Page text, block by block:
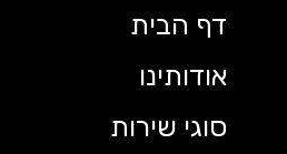
דף הבית
אודותינו
סוגי שירות